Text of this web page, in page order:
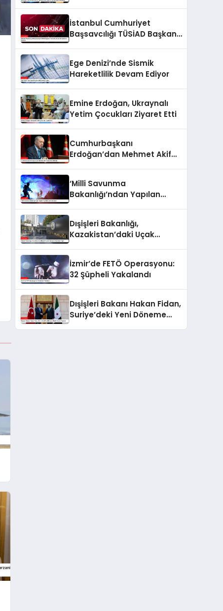
İstanbul Cumhuriyet
Başsavcılığı TÜSİAD Başkanı
Ege Denizi’nde Sismik
Hareketlilik Devam Ediyor
Emine Erdoğan, Ukraynalı
Yetim Çocukları Ziyaret Etti
Cumhurbaşkanı
Erdoğan’dan Mehmet Akif
‘Milli Savunma
Bakanlığı’ndan Yapılan
Dışişleri Bakanlığı,
Kazakistan’daki Uçak
İzmir’de FETÖ Operasyonu:
32 Şüpheli Yakalandı
Dışişleri Bakanı Hakan Fidan,
Suriye’deki Yeni Döneme